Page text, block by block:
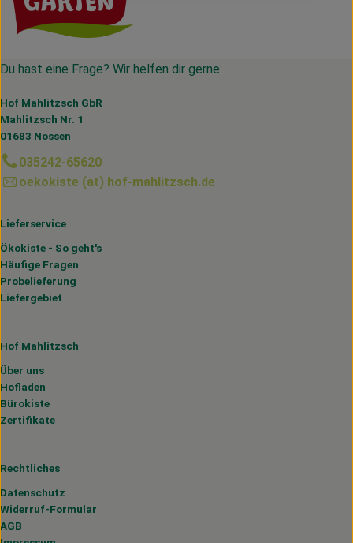
Du hast eine Frage? Wir helfen dir gerne:
Hof Mahlitzsch GbR
Mahlitzsch Nr. 1
01683 Nossen
035242-65620
oekokiste (at) hof-mahlitzsch.de
Lieferservice
Ökokiste - So geht's
Häufige Fragen
Probelieferung
Liefergebiet
Hof Mahlitzsch
Über uns
Hofladen
Bürokiste
Zertifikate
Rechtliches
Datenschutz
Widerruf-Formular
AGB